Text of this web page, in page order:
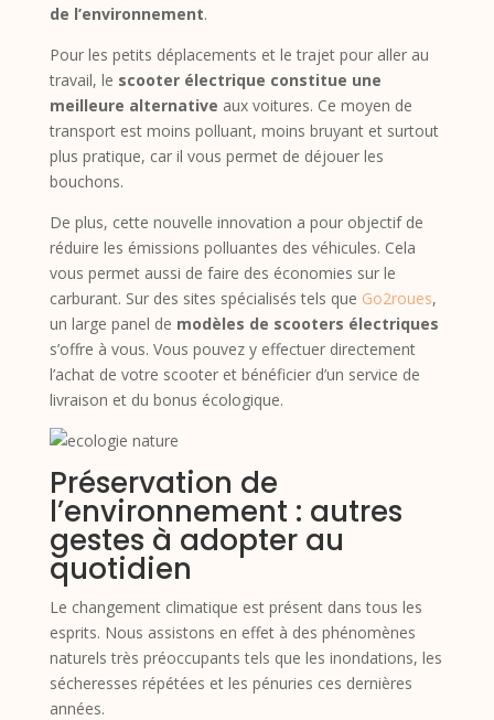
de l’environnement.
Pour les petits déplacements et le trajet pour aller au
travail, le scooter électrique constitue une
meilleure alternative aux voitures. Ce moyen de
transport est moins polluant, moins bruyant et surtout
plus pratique, car il vous permet de déjouer les
bouchons.
De plus, cette nouvelle innovation a pour objectif de
réduire les émissions polluantes des véhicules. Cela
vous permet aussi de faire des économies sur le
carburant. Sur des sites spécialisés tels que Go2roues,
un large panel de modèles de scooters électriques
s’offre à vous. Vous pouvez y effectuer directement
l’achat de votre scooter et bénéficier d’un service de
livraison et du bonus écologique.
Préservation de
l’environnement : autres
gestes à adopter au
quotidien
Le changement climatique est présent dans tous les
esprits. Nous assistons en effet à des phénomènes
naturels très préoccupants tels que les inondations, les
sécheresses répétées et les pénuries ces dernières
années.